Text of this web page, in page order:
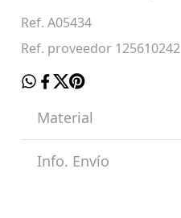
Ref. A05434
Ref. proveedor 125610242
Material
Info. Envío